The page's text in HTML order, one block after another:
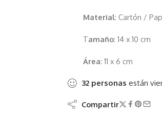
Material: Cartón /
Tamaño: 14 x 10 cm
Área: 11 x 6 cm
32 personas están
Compartir